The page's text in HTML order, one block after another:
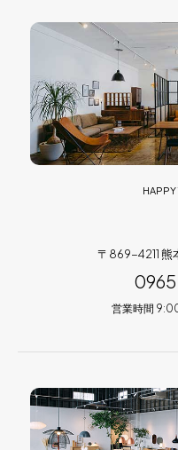
HAPPY
〒869-4211 熊
営業時間